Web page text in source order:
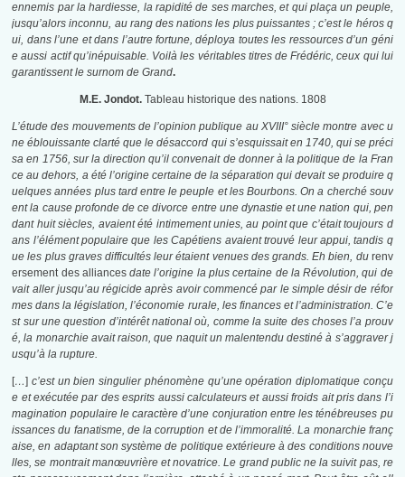
ennemis par la hardiesse, la rapidité de ses marches, et qui plaça un peuple,
jusqu’alors inconnu, au rang des nations les plus puissantes ; c’est le héros q
ui, dans l’une et dans l’autre fortune, déploya toutes les ressources d’un géni
e aussi actif qu’inépuisable. Voilà les véritables titres de Frédéric, ceux qui lui
garantissent le surnom de Grand.
M.E. Jondot. Tableau historique des nations. 1808
L’étude des mouvements de l’opinion publique au XVIII° siècle montre avec u
ne éblouissante clarté que le désaccord qui s’esquissait en 1740, qui se préci
sa en 1756, sur la direction qu’il convenait de donner à la politique de la Fran
ce au dehors, a été l’origine certaine de la séparation qui devait se produire q
uelques années plus tard entre le peuple et les Bourbons. On a cherché souv
ent la cause profonde de ce divorce entre une dynastie et une nation qui, pen
dant huit siècles, avaient été intimement unies, au point que c’était toujours d
ans l’élément populaire que les Capétiens avaient trouvé leur appui, tandis q
ue les plus graves difficultés leur étaient venues des grands. Eh bien, du renv
ersement des alliancesdate l’origine la plus certaine de la Révolution, qui de
vait aller jusqu’au régicide après avoir commencé par le simple désir de réfor
mes dans la législation, l’économie rurale, les finances et l’administration. C’e
st sur une question d’intérêt national où, comme la suite des choses l’a prouv
é, la monarchie avait raison, que naquit un malentendu destiné à s’aggraver j
usqu’à la rupture.
[…] c’est un bien singulier phénomène qu’une opération diplomatique conçu
e et exécutée par des esprits aussi calculateurs et aussi froids ait pris dans l’i
magination populaire le caractère d’une conjuration entre les ténébreuses pu
issances du fanatisme, de la corruption et de l’immoralité. La monarchie franç
aise, en adaptant son système de politique extérieure à des conditions nouve
lles, se montrait manœuvrière et novatrice. Le grand public ne la suivit pas, re